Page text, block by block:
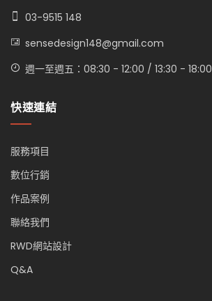
03-9515 148
sensedesign148@gmail.com
週一至週五：08:30 - 12:00 / 13:30 - 18:00
快速連結
服務項目
數位行銷
作品案例
聯絡我們
RWD網站設計
Q&A